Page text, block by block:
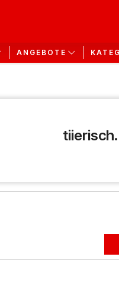
ANGEBOTE